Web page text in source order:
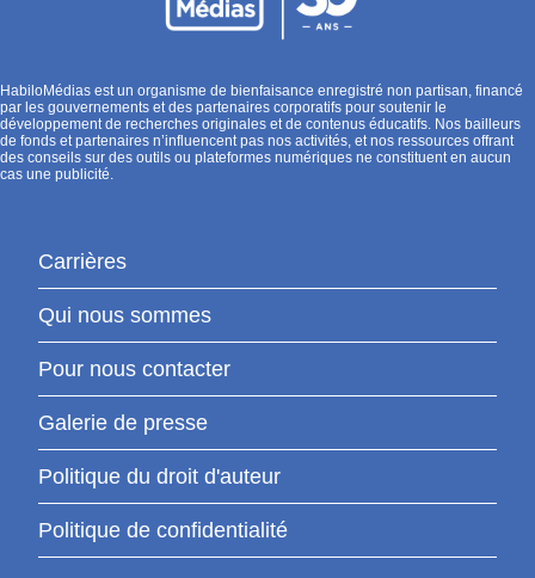
HabiloMédias est un organisme de bienfaisance enregistré non partisan, financé
par les gouvernements et des partenaires corporatifs pour soutenir le
développement de recherches originales et de contenus éducatifs. Nos bailleurs
de fonds et partenaires n’influencent pas nos activités, et nos ressources offrant
des conseils sur des outils ou plateformes numériques ne constituent en aucun
cas une publicité.
Carrières
Qui nous sommes
Pour nous contacter
Galerie de presse
Politique du droit d'auteur
Politique de confidentialité